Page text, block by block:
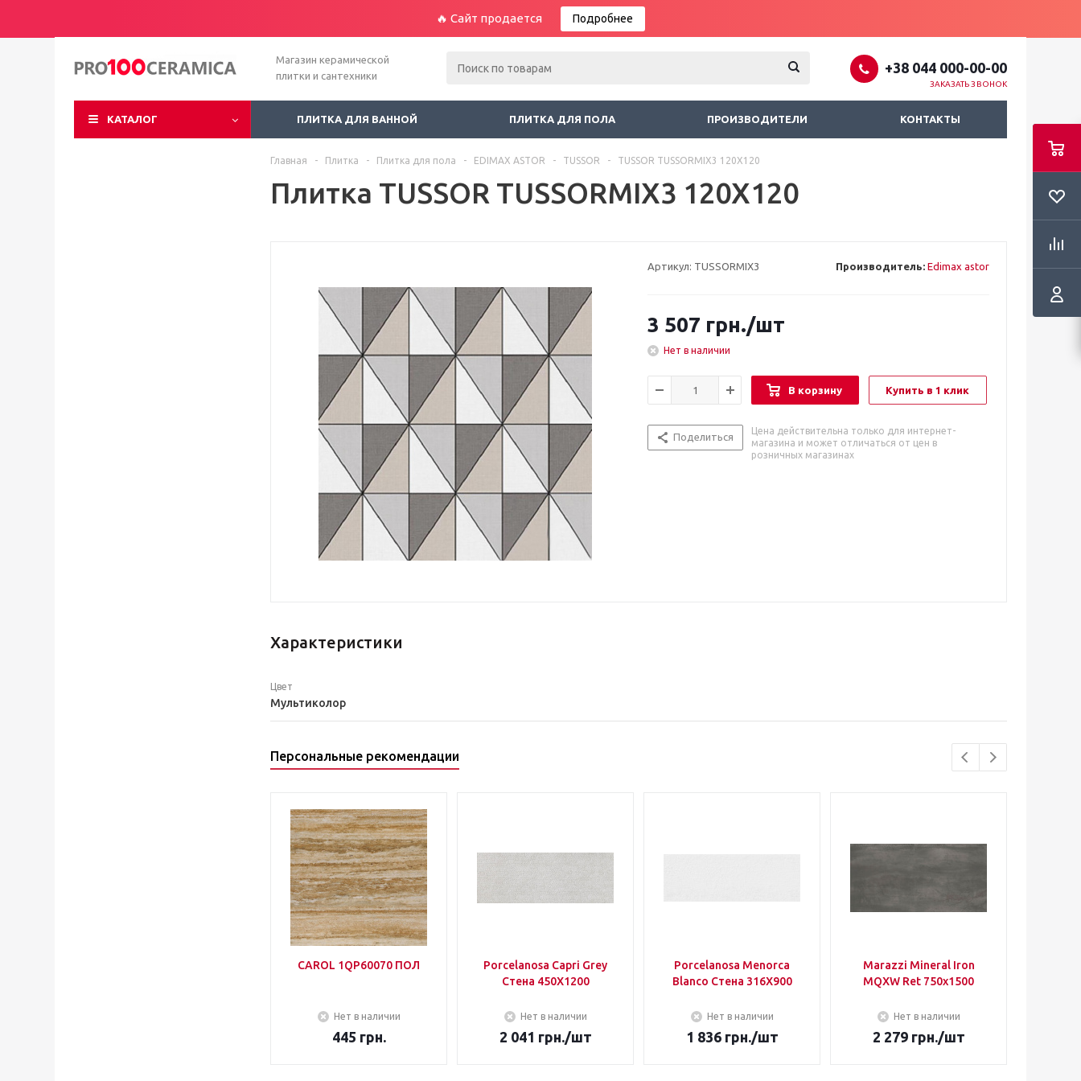
🔥 Сайт продается Подробнее
Магазин керамической
плитки и сантехники
+38 044 000-00-00
ЗАКАЗАТЬ ЗВОНОК
КАТАЛОГ ПЛИТКА ДЛЯ ВАННОЙ ПЛИТКА ДЛЯ ПОЛА ПРОИЗВОДИТЕЛИ КОНТАКТЫ
Главная - Плитка - Плитка для пола - EDIMAX ASTOR - TUSSOR - TUSSOR TUSSORMIX3 120X120
Плитка TUSSOR TUSSORMIX3 120X120
Артикул: TUSSORMIX3 Производитель: Edimax astor
3 507 грн./шт
Нет в наличии
В корзину Купить в 1 клик
Поделиться
Цена действительна только для интернет-
магазина и может отличаться от цен в
розничных магазинах
Характеристики
Цвет
Мультиколор
Персональные рекомендации
CAROL 1QP60070 ПОЛ
Нет в наличии
445 грн.
Porcelanosa Capri Grey
Стена 450Х1200
Нет в наличии
2 041 грн./шт
Porcelanosa Menorca
Blanco Стена 316Х900
Нет в наличии
1 836грн./шт
Marazzi Mineral Iron
MQXW Ret 750х1500
Нет в наличии
2 279грн./шт